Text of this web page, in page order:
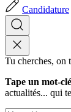
Candidature
Tu cherches, on
Tape un mot-clé
actualités... qui